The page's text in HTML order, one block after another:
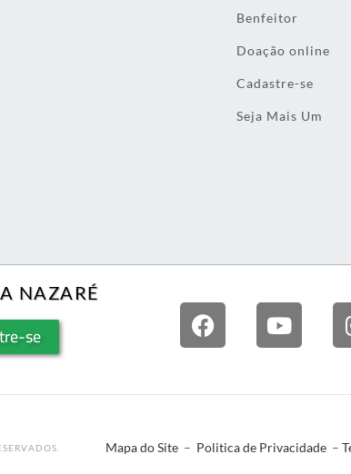
Benfeitor
Doação online
Cadastre-se
Seja Mais Um
NAZARÉ
se
Mapa do Site– Politica de Privacidade–